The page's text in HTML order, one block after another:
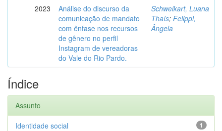
2023
Análise do discurso da
comunicação de mandato
com ênfase nos recursos
de gênero no perfil
Instagram de vereadoras
do Vale do Rio Pardo.
Schweikart, Luana
Thaís; Felippi,
Ângela
Índice
Assunto
1
Identidade social